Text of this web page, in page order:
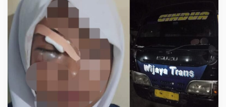
P
o
l
i
e